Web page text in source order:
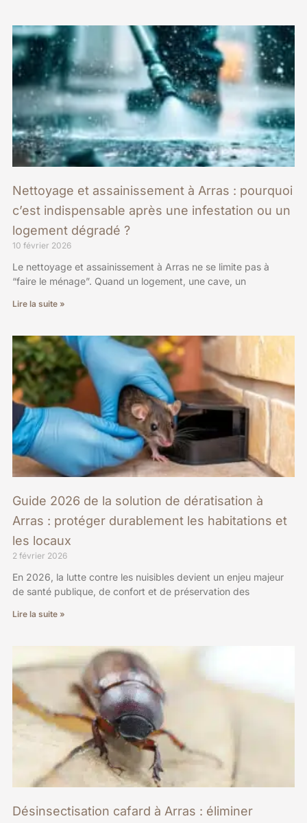
Nettoyage et assainissement à Arras : pourquoi
c’est indispensable après une infestation ou un
logement dégradé ?
10 février 2026
Le nettoyage et assainissement à Arras ne se limite pas à
“faire le ménage”. Quand un logement, une cave, un
Lire la suite »
Guide 2026 de la solution de dératisation à
Arras : protéger durablement les habitations et
les locaux
2 février 2026
En 2026, la lutte contre les nuisibles devient un enjeu majeur
de santé publique, de confort et de préservation des
Lire la suite »
Désinsectisation cafard à Arras : éliminer